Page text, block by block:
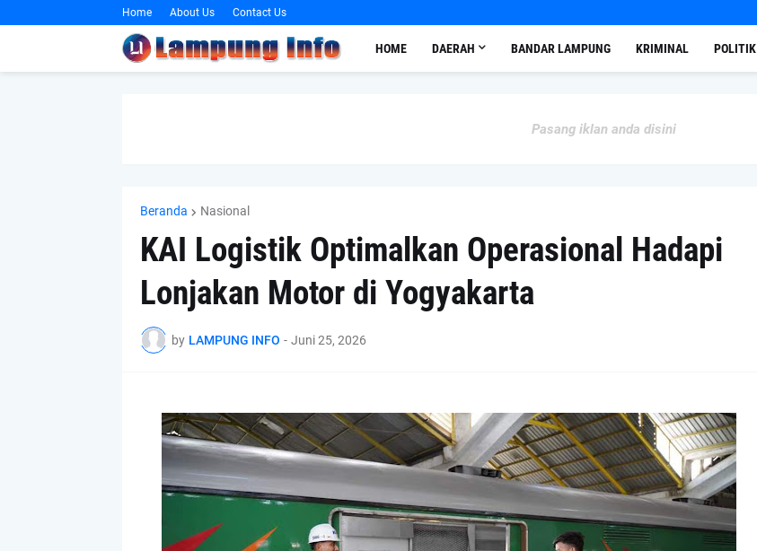
Home About Us Contact Us
HOME DAERAH BANDAR LAMPUNG KRIMINAL POLITIK
Pasang iklan anda disini
Beranda Nasional
KAI Logistik Optimalkan Operasional Hadapi
Lonjakan Motor di Yogyakarta
by LAMPUNG INFO - Juni 25, 2026